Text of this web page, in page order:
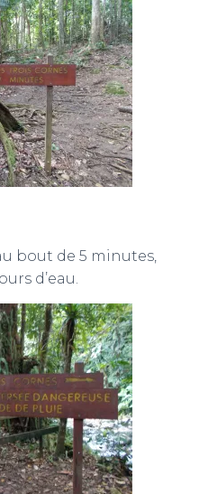
bout de 5 minutes,
d’eau.